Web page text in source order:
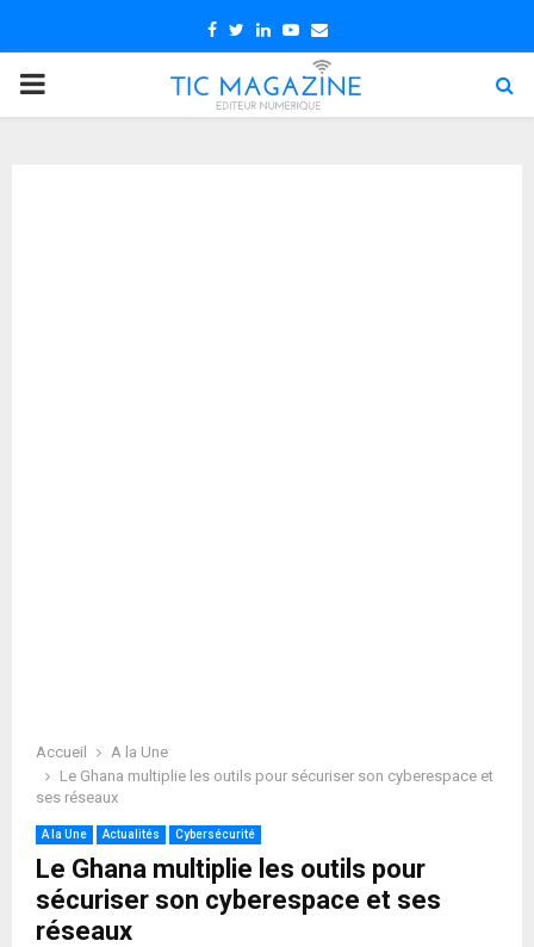
Facebook
TwitterLinkedin
Youtube
Email
PRIMARY
Accueil
A la Une
Le Ghana multiplie les outils pour sécuriser son cyberespace et
ses réseaux
A la Une Actualités Cybersécurité
Le Ghana multiplie les outils pour
sécuriser son cyberespace et ses
réseaux